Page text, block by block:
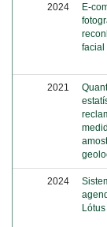
2024
E-
facial
2021
2024
Lótus